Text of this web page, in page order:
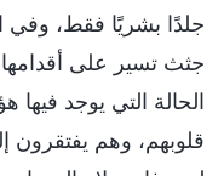
جلدًا بشريًا فقط، وفي
جثث تسير على
الحالة التي يوجد فيها
قلوبهم، وهم يفتقرون